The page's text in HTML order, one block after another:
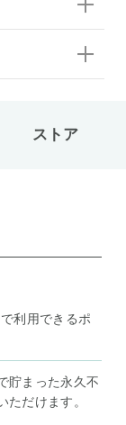
ストア
利用できるポ
貯まった永久不
ただけます。